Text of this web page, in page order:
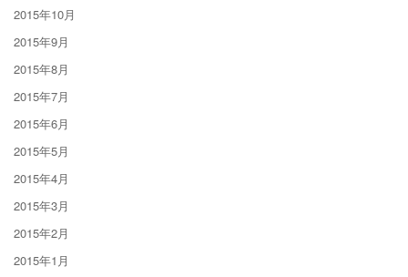
2015年10月
2015年9月
2015年8月
2015年7月
2015年6月
2015年5月
2015年4月
2015年3月
2015年2月
2015年1月